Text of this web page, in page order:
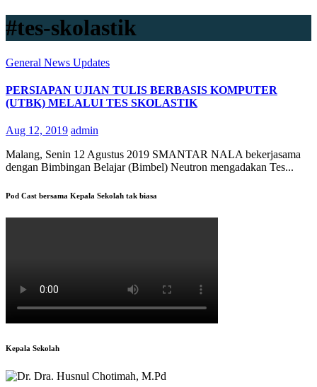
#tes-skolastik
General News Updates
PERSIAPAN UJIAN TULIS BERBASIS KOMPUTER
(UTBK) MELALUI TES SKOLASTIK
Aug 12, 2019 admin
Malang, Senin 12 Agustus 2019 SMANTAR NALA bekerjasama
dengan Bimbingan Belajar (Bimbel) Neutron mengadakan Tes...
Pod Cast bersama Kepala Sekolah tak biasa
Kepala Sekolah